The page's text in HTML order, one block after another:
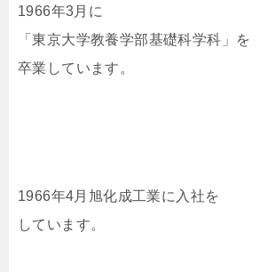
1966年3月に
「東京大学教養学部基礎科学科」を
卒業しています。
1966年4月旭化成工業に入社を
しています。